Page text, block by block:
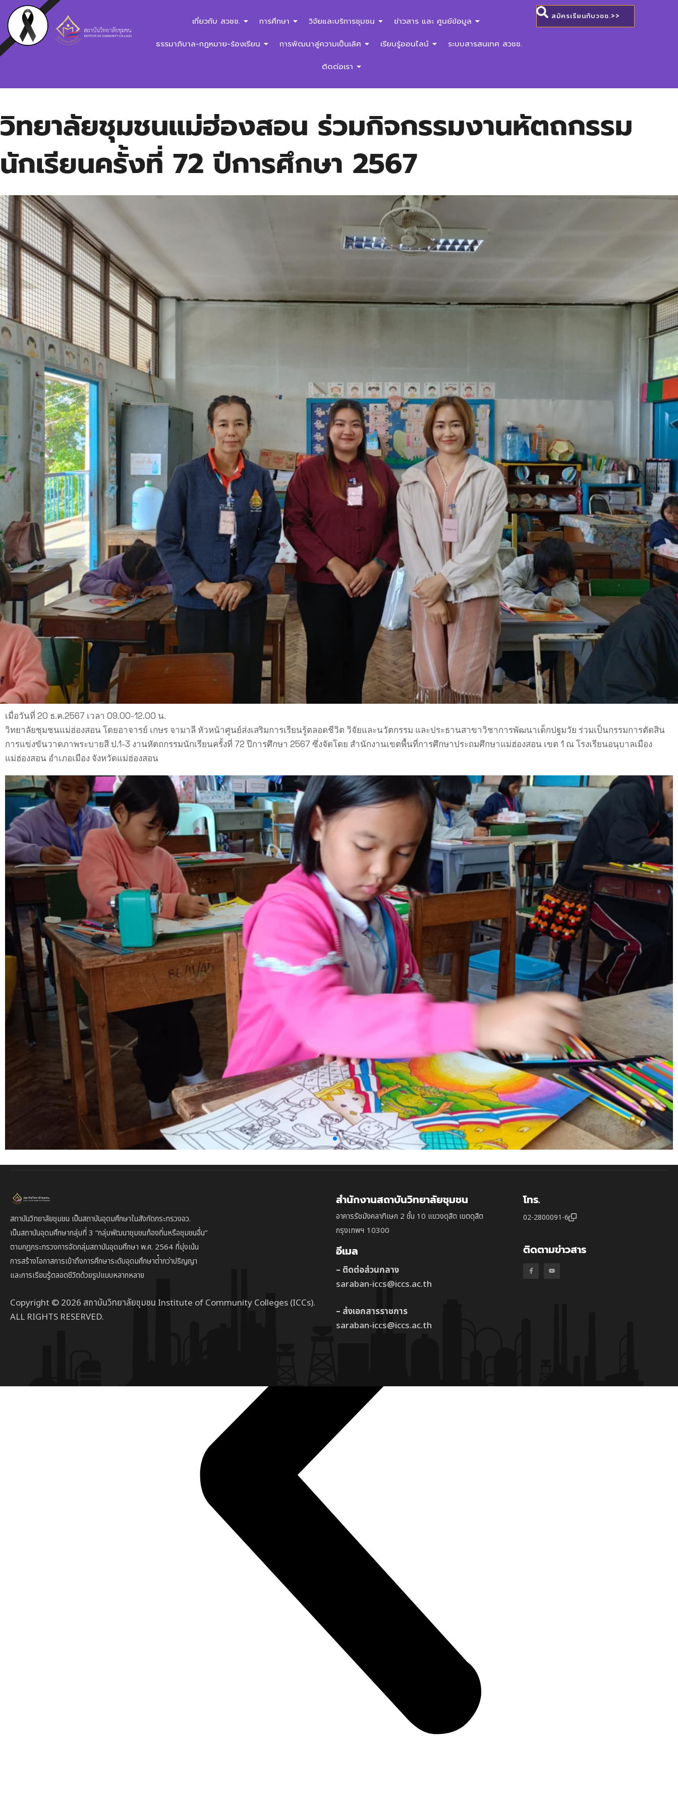
เกี่ยวกับ สวชช. การศึกษา วิจัยและบริการชุมชน ข่าวสาร และ ศูนย์ข้อมูล
ธรรมาภิบาล-กฏหมาย-ร้องเรียน การพัฒนาสู่ความเป็นเลิศ เรียนรู้ออนไลน์ ระบบสารสนเทศ สวชช.
ติดต่อเรา
สมัครเรียนกับวชช.>>
วิทยาลัยชุมชนแม่ฮ่องสอน ร่วมกิจกรรมงานหัตถกรรม
นักเรียนครั้งที่ 72 ปีการศึกษา 2567
เมื่อวันที่ 20 ธ.ค.2567 เวลา 09.00-12.00 น.
วิทยาลัยชุมชนแม่ฮ่องสอน โดยอาจารย์ เกษร จามาลี หัวหน้าศูนย์ส่งเสริมการเรียนรู้ตลอดชีวิต วิจัยและนวัตกรรม และประธานสาขาวิชาการพัฒนาเด็กปฐมวัย ร่วมเป็นกรรมการตัดสิน
การแข่งขันวาดภาพระบายสี ป.1-3 งานหัตถกรรมนักเรียนครั้งที่ 72 ปีการศึกษา 2567 ซึ่งจัดโดย สำนักงานเขตพื้นที่การศึกษาประถมศึกษาแม่ฮ่องสอน เขต 1 ณ โรงเรียนอนุบาลเมือง
แม่ฮ่องสอน อำเภอเมือง จังหวัดแม่ฮ่องสอน
สถาบันวิทยาลัยชุมชน เป็นสถาบันอุดมศึกษาในสังกัดกระทรวงอว.
เป็นสถาบันอุดมศึกษากลุ่มที่ 3 “กลุ่มพัฒนาชุมชนท้องถิ่นหรือชุมชนอื่น”
ตามกฎกระทรวงการจัดกลุ่มสถาบันอุดมศึกษา พ.ศ. 2564 ที่มุ่งเน้น
การสร้างโอกาสการเข้าถึงการศึกษาระดับอุดมศึกษาต่ํากว่าปริญญา
และการเรียนรู้ตลอดชีวิตด้วยรูปแบบหลากหลาย
Copyright © 2026 สถาบันวิทยาลัยชุมชน Institute of Community Colleges (ICCs).
ALL RIGHTS RESERVED.
สำนักงานสถาบันวิทยาลัยชุมชน
อาคารรัชมังคลาภิเษก 2 ชั้น 10 แขวงดุสิต เขตดุสิต
กรุงเทพฯ 10300
อีเมล
– ติดต่อส่วนกลาง
saraban-iccs@iccs.ac.th
– ส่งเอกสารราชการ
saraban-iccs@iccs.ac.th
โทร.
02-2800091-6
ติดตามข่าวสาร